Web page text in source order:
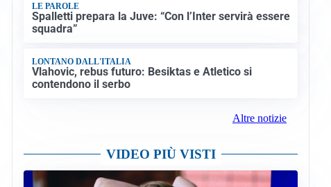
LE PAROLE
Spalletti prepara la Juve: “Con l’Inter servirà essere
squadra”
LONTANO DALL'ITALIA
Vlahovic, rebus futuro: Besiktas e Atletico si
contendono il serbo
Altre notizie
VIDEO PIÙ VISTI